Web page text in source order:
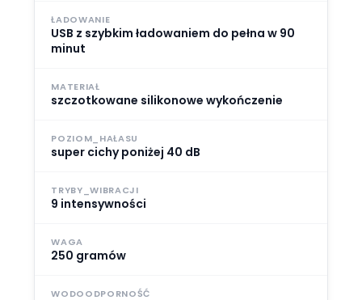
ŁADOWANIE
USB z szybkim ładowaniem do pełna w 90
minut
MATERIAŁ
szczotkowane silikonowe wykończenie
POZIOM_HAŁASU
super cichy poniżej 40 dB
TRYBY_WIBRACJI
9 intensywności
WAGA
250 gramów
WODOODPORNOŚĆ